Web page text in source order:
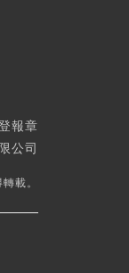
報章
公司
載。